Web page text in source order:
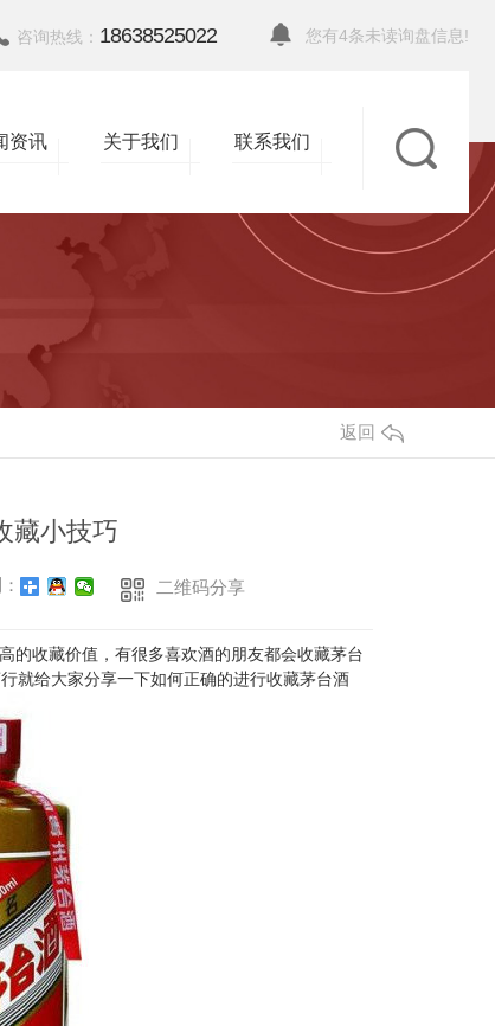
您有4条未读询盘信息!
咨询热线： 18638525022
资讯 关于我们 联系我们
返回
藏小技巧
二维码分享
收藏价值，有很多喜欢酒的朋友都会收藏茅台
就给大家分享一下如何正确的进行收藏茅台酒